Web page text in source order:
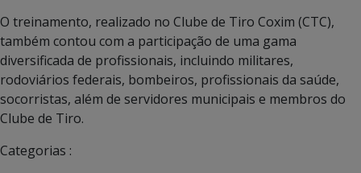
O treinamento, realizado no Clube de Tiro Coxim (CTC),
também contou com a participação de uma gama
diversificada de profissionais, incluindo militares,
rodoviários federais, bombeiros, profissionais da saúde,
socorristas, além de servidores municipais e membros do
Clube de Tiro.
Categorias :